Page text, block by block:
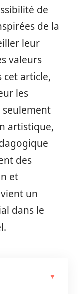
de
de la
leur
valeurs
cet article,
les
artistique,
des
et
un
dans le